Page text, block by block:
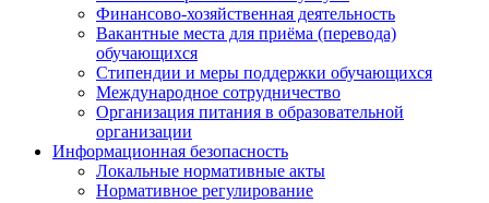
Финансово-хозяйственная деятельность
Вакантные места для приёма (перевода)
обучающихся
Стипендии и меры поддержки обучающихся
Международное сотрудничество
Организация питания в образовательной
организации
Информационная безопасность
Локальные нормативные акты
Нормативное регулирование